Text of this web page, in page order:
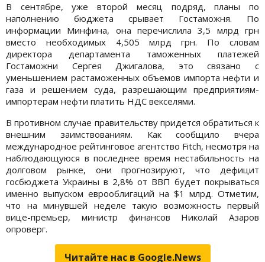
В сентябре, уже второй месяц подряд, планы по
наполнению бюджета срывает Гостаможня. По
информации Минфина, она перечислила 3,5 млрд грн
вместо необходимых 4,505 млрд грн. По словам
директора департамента таможенных платежей
Гостаможни Сергея Джигалова, это связано с
уменьшением растаможенных объемов импорта нефти и
газа и решением суда, разрешающим предприятиям-
импортерам нефти платить НДС векселями.
В противном случае правительству придется обратиться к
внешним заимствованиям. Как сообщило вчера
международное рейтинговое агентство Fitch, несмотря на
наблюдающуюся в последнее время нестабильность на
долговом рынке, они прогнозируют, что дефицит
госбюджета Украины в 2,8% от ВВП будет покрываться
именно выпуском еврооблигаций на $1 млрд. Отметим,
что на минувшей неделе такую возможность первый
вице-премьер, министр финансов Николай Азаров
опроверг.
Читайте нас в Google.News